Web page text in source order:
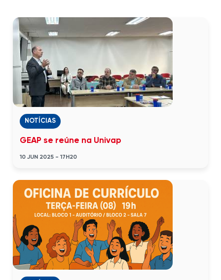
NOTÍCIAS
GEAP se reúne na Univap
10 JUN 2025 - 17H20